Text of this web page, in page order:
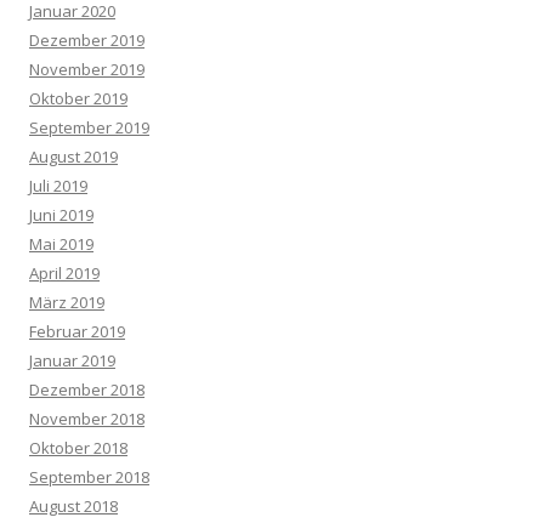
Januar 2020
Dezember 2019
November 2019
Oktober 2019
September 2019
August 2019
Juli 2019
Juni 2019
Mai 2019
April 2019
März 2019
Februar 2019
Januar 2019
Dezember 2018
November 2018
Oktober 2018
September 2018
August 2018